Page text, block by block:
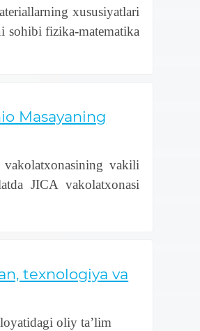
xususiyatlari
sohibi fizika-matematika
Masayaning
vakili
JICA vakolatxonasi
texnologiya va
oliy ta’lim